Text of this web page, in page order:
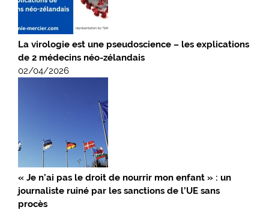
La virologie est une pseudoscience – les explications
de 2 médecins néo-zélandais
02/04/2026
« Je n’ai pas le droit de nourrir mon enfant » : un
journaliste ruiné par les sanctions de l’UE sans
procès